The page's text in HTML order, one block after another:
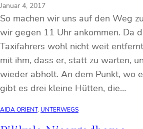
Januar 4, 2017
So machen wir uns auf den Weg
wir gegen 11 Uhr ankommen. Da
Taxifahrers wohl nicht weit
mit ihm, dass er, statt zu warten,
wieder abholt. An dem Punkt, wo
gibt es drei kleine Hütten, die…
AIDA ORIENT, UNTERWEGS